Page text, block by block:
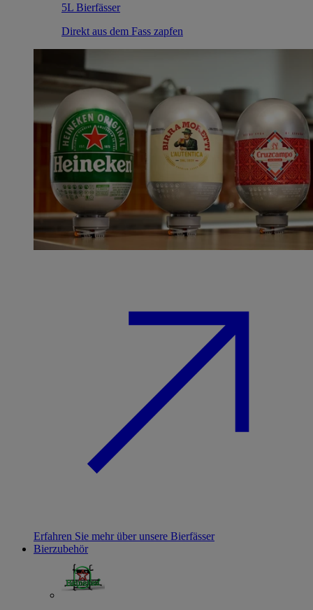
5L Bierfässer
Direkt aus dem Fass zapfen
Erfahren Sie mehr über unsere Bierfässer
Bierzubehör